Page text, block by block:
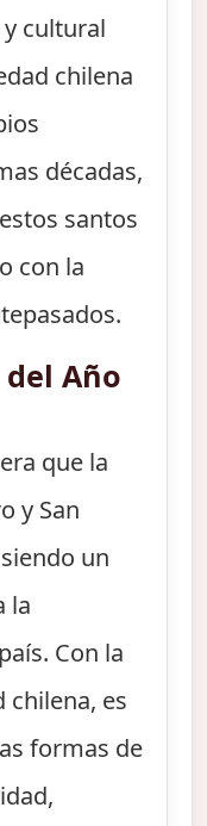
cultural
chilena
décadas,
santos
con la
Año
que la
y San
un
la
Con la
chilena, es
formas de